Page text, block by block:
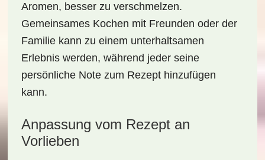
Aromen, besser zu verschmelzen.
Gemeinsames Kochen mit Freunden oder der
Familie kann zu einem unterhaltsamen
Erlebnis werden, während jeder seine
persönliche Note zum Rezept hinzufügen
kann.
Anpassung vom Rezept an
Vorlieben